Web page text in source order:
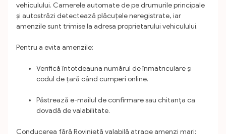
vehiculului. Camerele automate de pe drumurile principale
și autostrăzi detectează plăcuțele neregistrate, iar
amenzile sunt trimise la adresa proprietarului vehiculului.
Pentru a evita amenzile:
Verifică întotdeauna numărul de înmatriculare și
codul de țară când cumperi online.
Păstrează e-mailul de confirmare sau chitanța ca
dovadă de valabilitate.
Conducerea fără Rovinietă valabilă atrage amenzi mari: